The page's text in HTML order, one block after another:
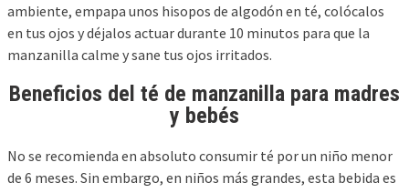
ambiente, empapa unos hisopos de algodón en té, colócalos
en tus ojos y déjalos actuar durante 10 minutos para que la
manzanilla calme y sane tus ojos irritados.
Beneficios del té de manzanilla para madres
y bebés
No se recomienda en absoluto consumir té por un niño menor
de 6 meses. Sin embargo, en niños más grandes, esta bebida es